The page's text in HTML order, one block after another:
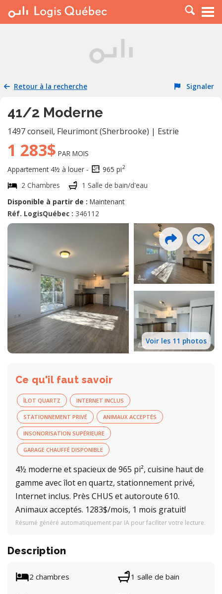
À LOUER
PLACER UNE ANNONCE
RESSOURCES
Retour à la recherche Signaler
41/2 Moderne
1497 conseil, Fleurimont (Sherbrooke) | Estrie
1 283$ PAR MOIS
Appartement 4½ à louer -
965 pi2
2 Chambres
1 Salle de bain/d'eau
Disponible à partir de : Maintenant
Réf. LogisQuébec : 346112
Voir les 11 photos
Ce qu'il faut savoir
ÎLOT QUARTZ INTERNET INCLUS
STATIONNEMENT PRIVÉ ANIMAUX ACCEPTÉS
INSONORISATION SUPÉRIEURE
GARAGE CHAUFFÉ DISPONIBLE
4½ moderne et spacieux de 965 pi², cuisine haut de
gamme avec îlot en quartz, stationnement privé,
Internet inclus. Près CHUS et autoroute 610.
Animaux acceptés. 1283$/mois, 1 mois gratuit!
Résumé généré automatiquement par IA pour faciliter votre lecture.
Description
2 chambres 1 salle de bain